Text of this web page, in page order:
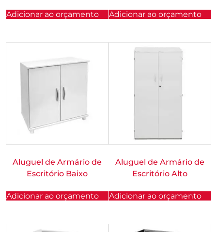
Adicionar ao orçamento Adicionar ao orçamento
Aluguel de Armário de
Escritório Baixo
Adicionar ao orçamento
Aluguel de Armário de
Escritório Alto
Adicionar ao orçamento